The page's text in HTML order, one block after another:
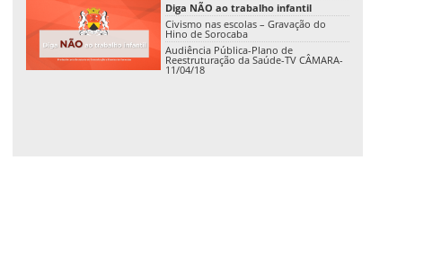
Diga NÃO ao trabalho infantil
Civismo nas escolas – Gravação do
Hino de Sorocaba
Audiência Pública-Plano de
Reestruturação da Saúde-TV CÂMARA-
11/04/18